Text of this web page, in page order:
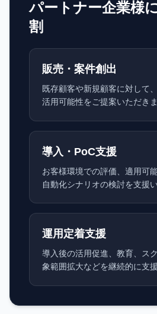
パートナー企業様
割
販売・案件創出
既存顧客や新規顧客に対して
活用可能性をご提案いただきま
導入・PoC支援
お客様環境での評価、適用可
自動化シナリオの検討を支援
運用定着支援
導入後の活用促進、教育、ス
象範囲拡大などを継続的に支